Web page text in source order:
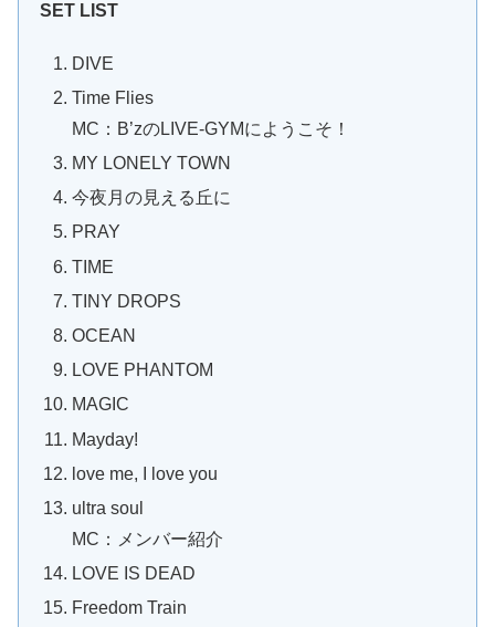
SET LIST
DIVE
Time Flies
MC：B’zのLIVE-GYMにようこそ！
MY LONELY TOWN
今夜月の見える丘に
PRAY
TIME
TINY DROPS
OCEAN
LOVE PHANTOM
MAGIC
Mayday!
love me, I love you
ultra soul
MC：メンバー紹介
LOVE IS DEAD
Freedom Train